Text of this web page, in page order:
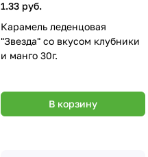
1.33 руб.
Карамель леденцовая
"Звезда" со вкусом клубники
и манго 30г.
В корзину